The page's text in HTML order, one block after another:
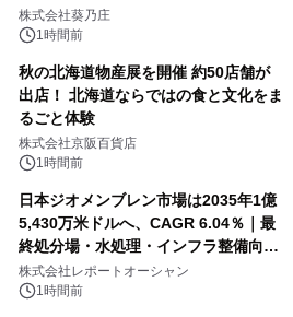
株式会社葵乃庄
1時間前
秋の北海道物産展を開催 約50店舗が
出店！ 北海道ならではの食と文化をま
るごと体験
株式会社京阪百貨店
1時間前
日本ジオメンブレン市場は2035年1億
5,430万米ドルへ、CAGR 6.04％｜最
終処分場・水処理・インフラ整備向け
需要拡大
株式会社レポートオーシャン
1時間前